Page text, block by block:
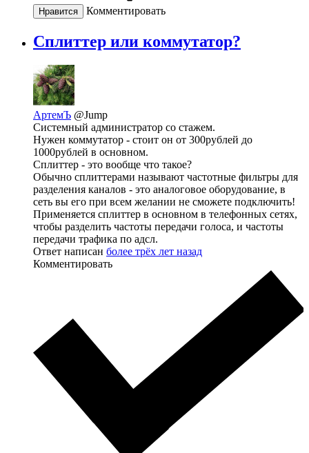
Нравится Комментировать
Сплиттер или коммутатор?
АртемЪ @Jump
Системный администратор со стажем.
Нужен коммутатор - стоит он от 300рублей до
1000рублей в основном.
Сплиттер - это вообще что такое?
Обычно сплиттерами называют частотные фильтры для
разделения каналов - это аналоговое оборудование, в
сеть вы его при всем желании не сможете подключить!
Применяется сплиттер в основном в телефонных сетях,
чтобы разделить частоты передачи голоса, и частоты
передачи трафика по адсл.
Ответ написан более трёх лет назад
Комментировать